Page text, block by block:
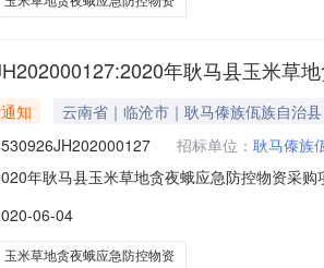
年耿马县玉米草
知 云南省｜临沧市｜耿马傣族佤族自治县
招标单位： 耿马傣族
年耿马县玉米草地贪夜蛾应急防控物资采
会议室。本项目于2020年6月4日上午9:30时
06-04
玉米草地贪夜蛾应急防控物资